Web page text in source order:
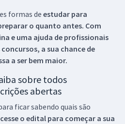
formas de estudar para
o quanto antes. Com
e uma ajuda de profissionais
concursos, a sua chance de
a ser bem maior.
sobre todos
abertas
ficar sabendo quais são
o edital para começar a sua